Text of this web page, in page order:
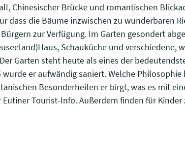
Chinesischer Brücke und romantischen
dass die Bäume inzwischen zu wunderbaren
zur Verfügung. Im Garten gesondert
Schauküche und verschiedene,
Garten steht heute als eines der
er aufwändig saniert. Welche
Besonderheiten er birgt, was es mit
Tourist-Info. Außerdem finden für